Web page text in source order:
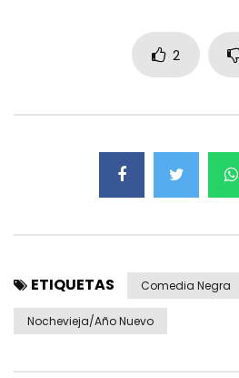
2
ETIQUETAS Comedia Negra
Nochevieja/Año Nuevo